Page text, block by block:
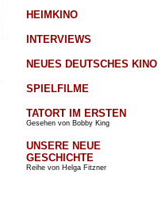
HEIMKINO
INTERVIEWS
NEUES DEUTSCHES KINO
SPIELFILME
TATORT IM ERSTEN
Gesehen von Bobby King
UNSERE NEUE
GESCHICHTE
Reihe von Helga Fitzner